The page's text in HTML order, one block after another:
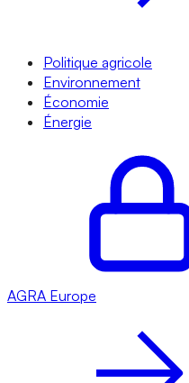
Politique agricole
Environnement
Économie
Énergie
AGRA Europe